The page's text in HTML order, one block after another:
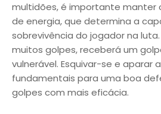
multidões, é importante manter
de energia, que determina a
sobrevivência do jogador na
muitos golpes, receberá um
vulnerável. Esquivar-se e aparar
fundamentais para uma boa
golpes com mais eficácia.